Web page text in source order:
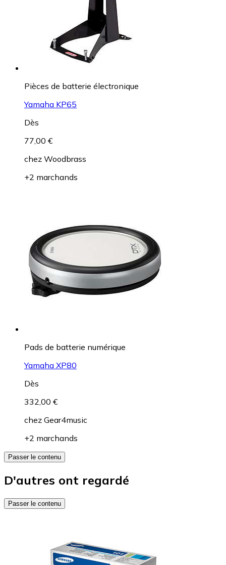
Pièces de batterie électronique
Yamaha KP65
Dès
77,00 €
chez Woodbrass
+2 marchands
Pads de batterie numérique
Yamaha XP80
Dès
332,00 €
chez Gear4music
+2 marchands
Passer le contenu
D'autres ont regardé
Passer le contenu